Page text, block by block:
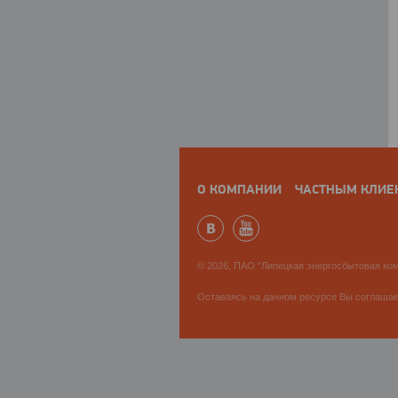
О КОМПАНИИ ЧАСТНЫМ
© 2026, ПАО "Липецкая энергосбытовая
Оставаясь на данном ресурсе Вы